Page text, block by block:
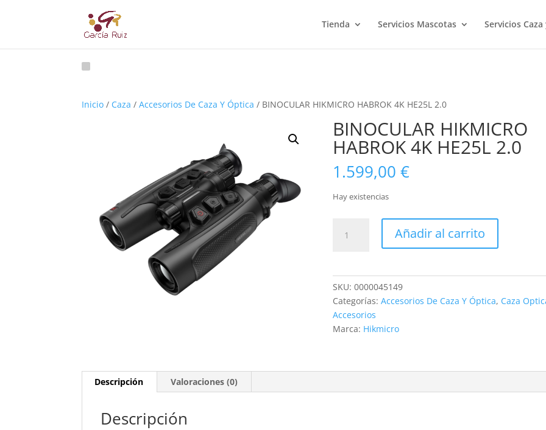
Tienda Servicios Mascotas Servicios Caza
Inicio / Caza /Accesorios De Caza Y Óptica / BINOCULAR HIKMICRO HABROK 4K HE25L 2.0
BINOCULAR HIKMICRO
HABROK 4K HE25L 2.0
1.599,00€
Hay existencias
HIKMICRO
cantidad
Añadir al carrito
SKU:0000045149
Categorías:Accesorios De Caza Y Óptica, Caza
Accesorios
Marca: Hikmicro
Descripción Valoraciones (0)
Descripción